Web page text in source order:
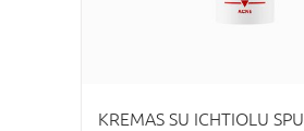
KREMAS SU ICHTIOLU